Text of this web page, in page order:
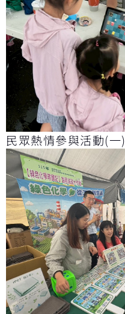
民眾熱情參與活動(一)